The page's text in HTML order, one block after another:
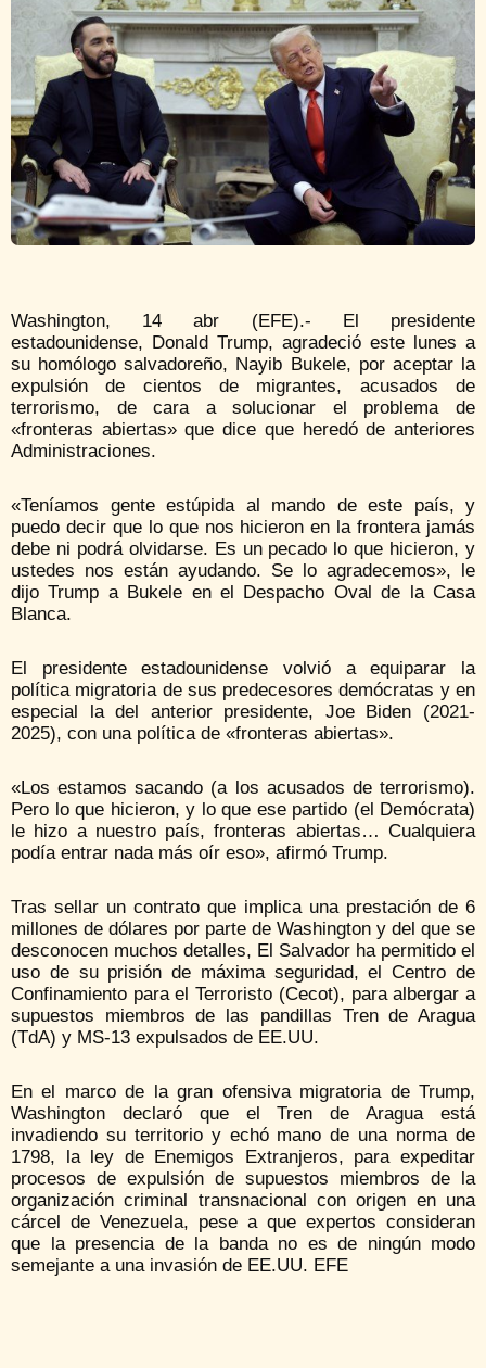
Washington, 14 abr (EFE).- El presidente
estadounidense, Donald Trump, agradeció este lunes a
su homólogo salvadoreño, Nayib Bukele, por aceptar la
expulsión de cientos de migrantes, acusados de
terrorismo, de cara a solucionar el problema de
«fronteras abiertas» que dice que heredó de anteriores
Administraciones.
«Teníamos gente estúpida al mando de este país, y
puedo decir que lo que nos hicieron en la frontera jamás
debe ni podrá olvidarse. Es un pecado lo que hicieron, y
ustedes nos están ayudando. Se lo agradecemos», le
dijo Trump a Bukele en el Despacho Oval de la Casa
Blanca.
El presidente estadounidense volvió a equiparar la
política migratoria de sus predecesores demócratas y en
especial la del anterior presidente, Joe Biden (2021-
2025), con una política de «fronteras abiertas».
«Los estamos sacando (a los acusados de terrorismo).
Pero lo que hicieron, y lo que ese partido (el Demócrata)
le hizo a nuestro país, fronteras abiertas… Cualquiera
podía entrar nada más oír eso», afirmó Trump.
Tras sellar un contrato que implica una prestación de 6
millones de dólares por parte de Washington y del que se
desconocen muchos detalles, El Salvador ha permitido el
uso de su prisión de máxima seguridad, el Centro de
Confinamiento para el Terroristo (Cecot), para albergar a
supuestos miembros de las pandillas Tren de Aragua
(TdA) y MS-13 expulsados de EE.UU.
En el marco de la gran ofensiva migratoria de Trump,
Washington declaró que el Tren de Aragua está
invadiendo su territorio y echó mano de una norma de
1798, la ley de Enemigos Extranjeros, para expeditar
procesos de expulsión de supuestos miembros de la
organización criminal transnacional con origen en una
cárcel de Venezuela, pese a que expertos consideran
que la presencia de la banda no es de ningún modo
semejante a una invasión de EE.UU. EFE